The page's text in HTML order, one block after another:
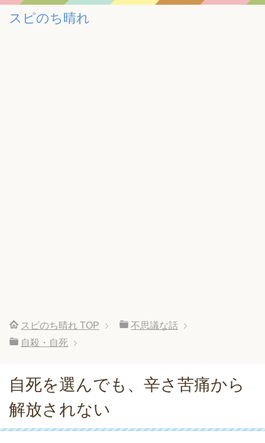
スピのち晴れ
スピのち晴れ TOP
不思議な話
自殺・自死
自死を選んでも、辛さ苦痛から
解放されない